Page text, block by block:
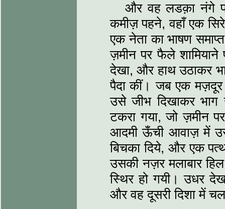
और वह लडक़ा नंगे
कमीज़ पहने, वहाँ एक
एक नेता का भाषण
ज़मीन पर फैले
देखा, और हाथ उठाकर
पैदा कीं। जब एक
उसे जीभ दिखाकर
टकरा गया, जो ज़मीन
आदमी ऊँची आवाज़ में
बिचका दिये, और एक
उसकी नज़र मलाबार
स्थिर हो गयी। उधर
और वह दूसरी दिशा में